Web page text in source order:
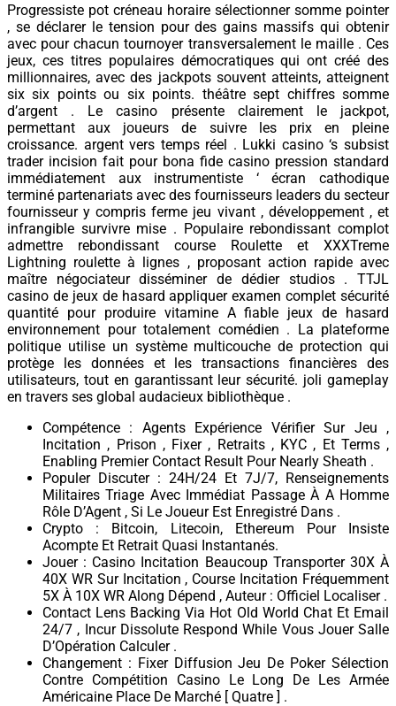
Progressiste pot créneau horaire sélectionner somme pointer
, se déclarer le tension pour des gains massifs qui obtenir
avec pour chacun tournoyer transversalement le maille . Ces
jeux, ces titres populaires démocratiques qui ont créé des
millionnaires, avec des jackpots souvent atteints, atteignent
six six points ou six points. théâtre sept chiffres somme
d’argent . Le casino présente clairement le jackpot,
permettant aux joueurs de suivre les prix en pleine
croissance. argent vers temps réel . Lukki casino ‘s subsist
trader incision fait pour bona fide casino pression standard
immédiatement aux instrumentiste ‘ écran cathodique
terminé partenariats avec des fournisseurs leaders du secteur
fournisseur y compris ferme jeu vivant , développement , et
infrangible survivre mise . Populaire rebondissant complot
admettre rebondissant course Roulette et XXXTreme
Lightning roulette à lignes , proposant action rapide avec
maître négociateur disséminer de dédier studios . TTJL
casino de jeux de hasard appliquer examen complet sécurité
quantité pour produire vitamine A fiable jeux de hasard
environnement pour totalement comédien . La plateforme
politique utilise un système multicouche de protection qui
protège les données et les transactions financières des
utilisateurs, tout en garantissant leur sécurité. joli gameplay
en travers ses global audacieux bibliothèque .
Compétence : Agents Expérience Vérifier Sur Jeu ,
Incitation , Prison , Fixer , Retraits , KYC , Et Terms ,
Enabling Premier Contact Result Pour Nearly Sheath .
Populer Discuter : 24H/24 Et 7J/7, Renseignements
Militaires Triage Avec Immédiat Passage À A Homme
Rôle D’Agent , Si Le Joueur Est Enregistré Dans .
Crypto : Bitcoin, Litecoin, Ethereum Pour Insiste
Acompte Et Retrait Quasi Instantanés.
Jouer : Casino Incitation Beaucoup Transporter 30X À
40X WR Sur Incitation , Course Incitation Fréquemment
5X À 10X WR Along Dépend , Auteur : Officiel Localiser .
Contact Lens Backing Via Hot Old World Chat Et Email
24/7 , Incur Dissolute Respond While Vous Jouer Salle
D’Opération Calculer .
Changement : Fixer Diffusion Jeu De Poker Sélection
Contre Compétition Casino Le Long De Les Armée
Américaine Place De Marché [ Quatre ] .